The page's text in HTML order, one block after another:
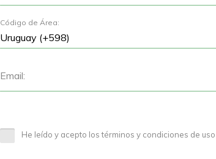
Código de Área:
Email:
He leído y acepto los términos y condiciones de uso